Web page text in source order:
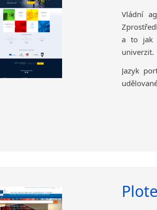
Vládní
a to jak
univerzit.
Jazyk